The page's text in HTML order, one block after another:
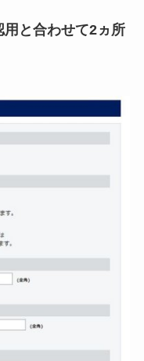
用と合わせて2ヵ所